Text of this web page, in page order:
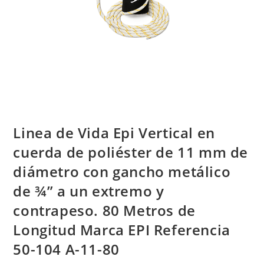
Linea de Vida Epi Vertical en
cuerda de poliéster de 11 mm de
diámetro con gancho metálico
de ¾” a un extremo y
contrapeso. 80 Metros de
Longitud Marca EPI Referencia
50-104 A-11-80